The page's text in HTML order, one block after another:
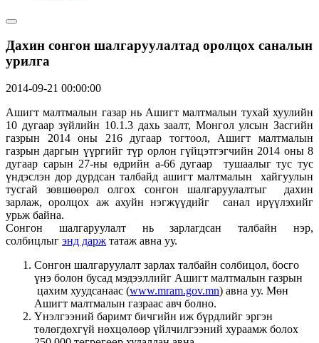
Дахин сонгон шалгаруулалтад оролцох саналын
урилга
2014-09-21 00:00:00
Ашигт малтмалын газар нь Ашигт малтмалын тухай хуулийн
10 дугаар зүйлийн 10.1.3 дахь заалт, Монгол улсын Засгийн
газрын 2014 оны 216 дугаар тогтоол, Ашигт малтмалын
газрын даргын үүргийг түр орлон гүйцэтгэгчийн 2014 оны 8
дугаар сарын 27-ны өдрийн а-66 дугаар тушаалыг тус тус
үндэслэн дор дурдсан талбайд ашигт малтмалын хайгуулын
тусгай зөвшөөрөл олгох сонгон шалгаруулалтыг дахин
зарлаж, оролцох аж ахуйн нэгжүүдийг санал ирүүлэхийг
урьж байна.
Сонгон шалгаруулалт нь зарлагдсан талбайн нэр,
солбицлыг энд дарж татаж авна уу.
Сонгон шалгаруулалт зарлах талбайн солбицол, босго
үнэ болон бусад мэдээллийг Ашигт малтмалын газрын
цахим хуудсанаас (www.mram.gov.mn) авна уу. Мөн
Ашигт малтмалын газраас авч болно.
Үнэлгээний баримт бичгийн иж бүрдлийг эргэн
төлөгдөхгүй нөхцөлөөр үйлчилгээний хураамж болох